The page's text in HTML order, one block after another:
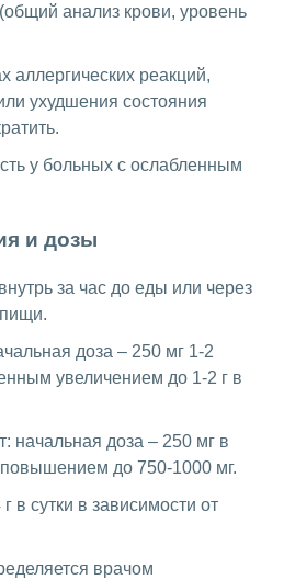
анализ крови, уровень
аллергических реакций,
ухудшения состояния
у больных с ослабленным
и дозы
за час до еды или через
доза – 250 мг 1-2
увеличением до 1-2 г в
начальная доза – 250 мг в
до 750-1000 мг.
в сутки в зависимости от
врачом